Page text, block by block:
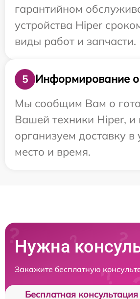
гарантийном
устройства Hiper
виды работ и запчасти.
5
Информирование о
Мы сообщим Вам о
Вашей техники Hiper,
организуем доставку в
место и время.
Нужна
Закажите бесплатную
Бесплатная консультация